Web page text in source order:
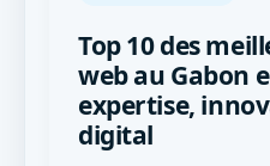
Top 10 des
web au Gabon
expertise,
digital